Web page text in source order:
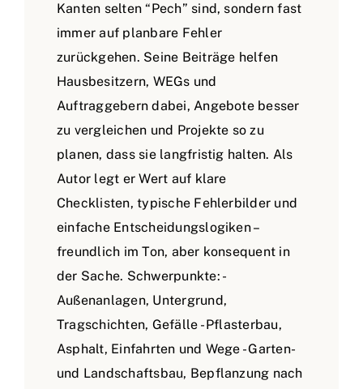
Kanten selten “Pech” sind, sondern fast
immer auf planbare Fehler
zurückgehen. Seine Beiträge helfen
Hausbesitzern, WEGs und
Auftraggebern dabei, Angebote besser
zu vergleichen und Projekte so zu
planen, dass sie langfristig halten. Als
Autor legt er Wert auf klare
Checklisten, typische Fehlerbilder und
einfache Entscheidungslogiken –
freundlich im Ton, aber konsequent in
der Sache. Schwerpunkte: -
Außenanlagen, Untergrund,
Tragschichten, Gefälle - Pflasterbau,
Asphalt, Einfahrten und Wege - Garten-
und Landschaftsbau, Bepflanzung nach